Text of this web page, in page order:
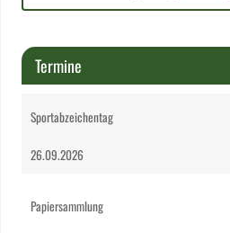
Termine
Sportabzeichentag
26.09.2026
Papiersammlung